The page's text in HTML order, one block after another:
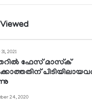
2021
ഫേസ് മാസ്‌ക്
24, 2020